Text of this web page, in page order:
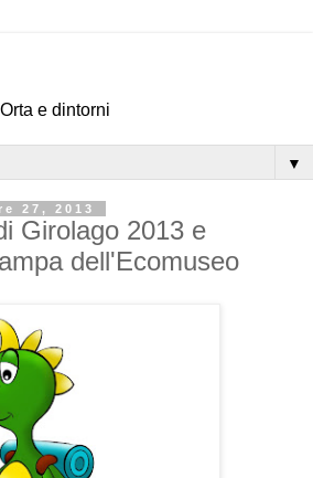
e dintorni
▼
27, 2013
Girolago 2013 e
dell'Ecomuseo